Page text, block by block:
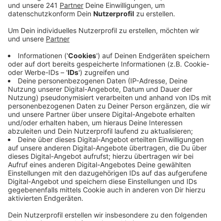
wurde.
Veröffentlicht:Donnerstag, 18.02.2021 05:05
Anzeige
Allerdings soll dann nur die Hinrunde weitergespielt
werden, in der dann Meister, Auf- und Absteiger
ermittelt werden sollen. Diese Runde soll dann am 30.
Juni zuende sein, damit es mit der darauf folgenden
Saison keine zeitlichen Konflikte gibt. Auch die
Pokalwettbewerbe sollen ausgespielt werden, damit
der FVM die Teilnehmer für den DFB-Pokal melden
kann. ((Allerdings hingen all diese Pläne von den
politischen Entscheidungen ab, daher gebe es noch
keinen verbindlichen Plan, in dem alle Details geregelt
seien, hieß es.)) Der FVM ist im RBRS-Land für rund